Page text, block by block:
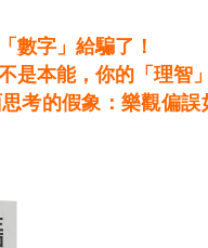
數字」給騙了！
是本能，你的「理智
考的假象：樂觀偏